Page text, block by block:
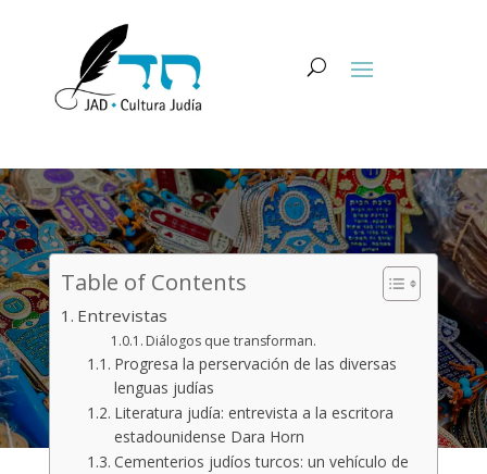
Table of Contents
Entrevistas
Diálogos que transforman.
Progresa la perservación de las diversas
lenguas judías
Literatura judía: entrevista a la escritora
estadounidense Dara Horn
Cementerios judíos turcos: un vehículo de